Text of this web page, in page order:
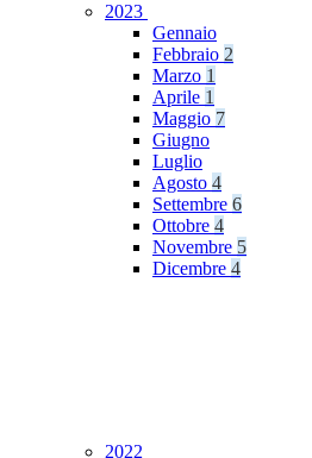
2023
Gennaio
Febbraio 2
Marzo 1
Aprile 1
Maggio 7
Giugno
Luglio
Agosto 4
Settembre 6
Ottobre 4
Novembre 5
Dicembre 4
2022